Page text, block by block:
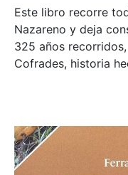
Este libro recorre
Nazareno y deja
325 años
Cofrades, historia